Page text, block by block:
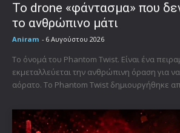
Το drone «φάντασμα» που
το ανθρώπινο μάτι
Aniram - 6 Αυγούστου 2026
Το όνομά του Phantom Twist. Είναι ένα
εκμεταλλεύεται την ανθρώπινη όραση για
αόρατο. Το Phantom Twist δημιουργήθηκε